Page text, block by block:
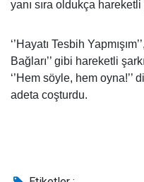
yanı sıra oldukça
‘’Hayatı Tesbih
Bağları’’ gibi hareketli
‘’Hem söyle, hem oyna!’’
adeta coşturdu.